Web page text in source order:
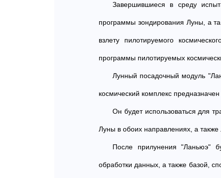
Завершившиеся в среду
программы зондирования Луны, а
взлету пилотируемого
программы пилотируемых
Лунный посадочный модуль
космический комплекс
Он будет использоваться для
Луны в обоих направлениях, а
После прилунения "Ланьюэ"
обработки данных, а также базой,